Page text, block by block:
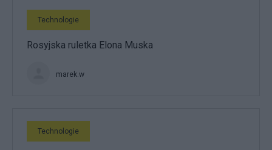
Technologie
Rosyjska ruletka Elona Muska
marek.w
Technologie